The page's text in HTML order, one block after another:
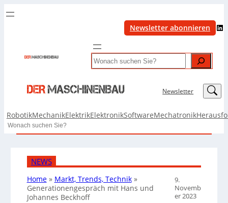
Newsletter abonnieren LinkedIn
Search
Newsletter LinkedIn
RobotikMechanikElektrikElektronikSoftwareMechatronik
Search
NEWS
Home» Markt, Trends, Technik»
Generationengespräch mit Hans und
Johannes Beckhoff
9.
Novemb
er 2023